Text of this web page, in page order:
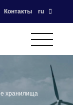
Контакты ru
хранилища